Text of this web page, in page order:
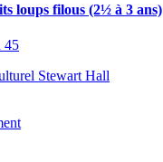
loups filous (2½ à 3 ans)
45
Stewart Hall